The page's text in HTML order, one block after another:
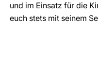
und im Einsatz für die
euch stets mit seinem